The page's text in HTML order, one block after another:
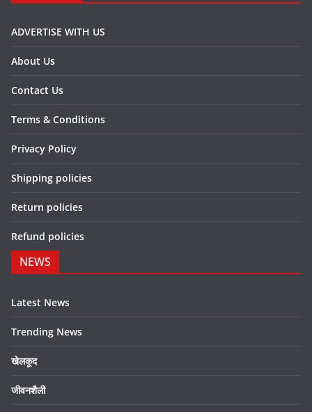
ADVERTISE WITH US
About Us
Contact Us
Terms & Conditions
Privacy Policy
Shipping policies
Return policies
Refund policies
NEWS
Latest News
Trending News
खेलकूद
जीवनशैली